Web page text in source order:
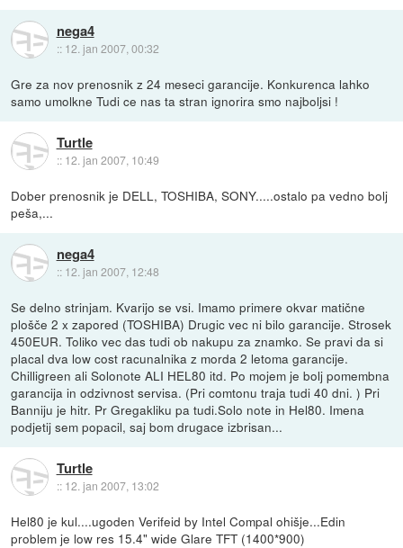
nega4
:: 12. jan 2007, 00:32
Gre za nov prenosnik z 24 meseci garancije. Konkurenca lahko
samo umolkne Tudi ce nas ta stran ignorira smo najboljsi !
Turtle
:: 12. jan 2007, 10:49
Dober prenosnik je DELL, TOSHIBA, SONY.....ostalo pa vedno bolj
peša,...
nega4
:: 12. jan 2007, 12:48
Se delno strinjam. Kvarijo se vsi. Imamo primere okvar matične
plošče 2 x zapored (TOSHIBA) Drugic vec ni bilo garancije. Strosek
450EUR. Toliko vec das tudi ob nakupu za znamko. Se pravi da si
placal dva low cost racunalnika z morda 2 letoma garancije.
Chilligreen ali Solonote ALI HEL80 itd. Po mojem je bolj pomembna
garancija in odzivnost servisa. (Pri comtonu traja tudi 40 dni. ) Pri
Banniju je hitr. Pr Gregakliku pa tudi.Solo note in Hel80. Imena
podjetij sem popacil, saj bom drugace izbrisan...
Turtle
:: 12. jan 2007, 13:02
Hel80 je kul....ugoden Verifeid by Intel Compal ohišje...Edin
problem je low res 15.4" wide Glare TFT (1400*900)